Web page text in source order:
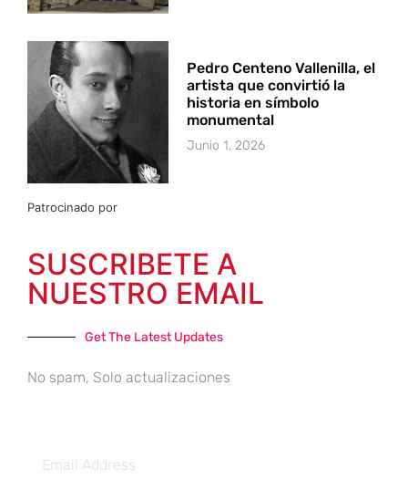
Pedro Centeno Vallenilla, el
artista que convirtió la
historia en símbolo
monumental
Junio 1, 2026
Patrocinado por
SUSCRIBETE A
NUESTRO EMAIL
Get The Latest Updates
No spam, Solo actualizaciones